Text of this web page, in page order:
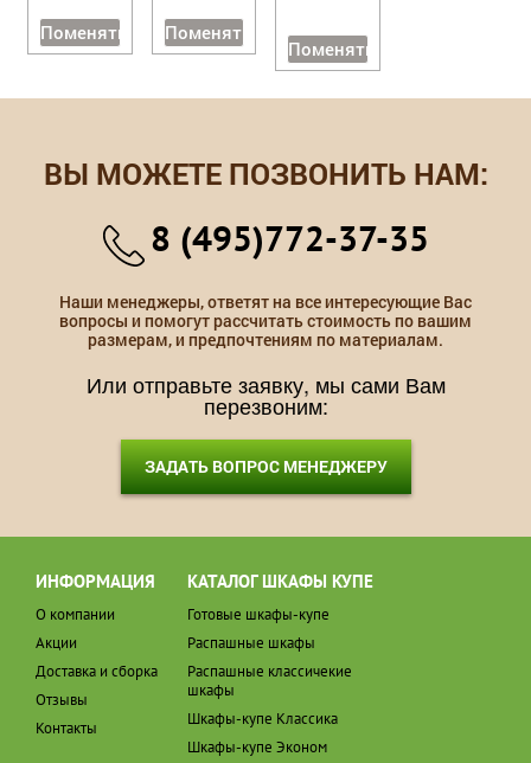
Поменять Поменять
Поменять
ВЫ МОЖЕТЕ ПОЗВОНИТЬ НАМ:
8 (495)772-37-35
Наши менеджеры, ответят на все интересующие Вас
вопросы и помогут рассчитать стоимость по вашим
размерам, и предпочтениям по материалам.
Или отправьте заявку, мы сами Вам
перезвоним:
ЗАДАТЬ ВОПРОС МЕНЕДЖЕРУ
ИНФОРМАЦИЯ
О компании
Акции
Доставка и сборка
Отзывы
Контакты
КАТАЛОГ ШКАФЫ КУПЕ
Готовые шкафы-купе
Распашные шкафы
Распашные классичекие
шкафы
Шкафы-купе Классика
Шкафы-купе Эконом